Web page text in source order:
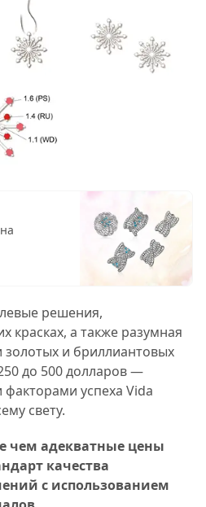
решения,
красках, а также разумная
золотых и бриллиантовых
до 500 долларов —
успеха Vida
свету.
чем адекватные цены
качества
с использованием